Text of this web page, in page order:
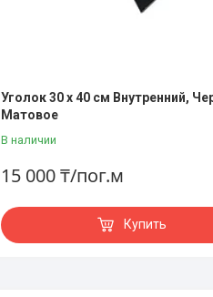
Уголок 30 х 40 см Внутренний,
Матовое
В наличии
15 000 ₸/пог.м
Купить